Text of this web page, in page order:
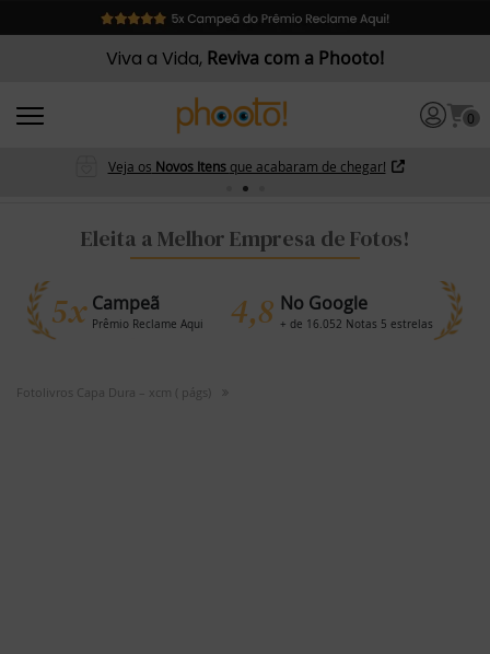
Viva a Vida, Reviva com a Phooto!
0
Veja os Novos Itens que acabaram de chegar!
Eleita a Melhor Empresa de Fotos!
5x Campeã
Prêmio Reclame Aqui 4,8 No Google
+ de 16.052 Notas 5 estrelas
Fotolivros Capa Dura – xcm ( págs)